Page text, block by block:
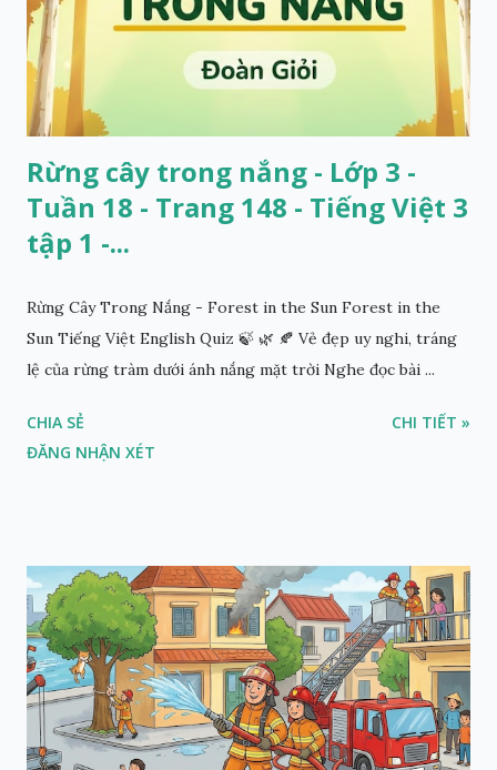
Rừng cây trong nắng - Lớp 3 -
Tuần 18 - Trang 148 - Tiếng Việt 3
tập 1 -...
Rừng Cây Trong Nắng - Forest in the Sun Forest in the
Sun Tiếng Việt English Quiz 🍃 🌿 🍂 Vẻ đẹp uy nghi, tráng
lệ của rừng tràm dưới ánh nắng mặt trời Nghe đọc bài ...
CHIA SẺ
ĐĂNG NHẬN XÉT
CHI TIẾT »